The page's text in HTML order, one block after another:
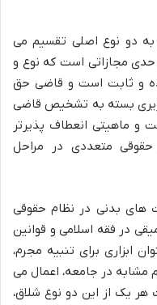
به دو نوع اصلی تقسیم می
مجازاتی است که نوع و
و ثابت است و قاضی حق
بسته به تشخیص قاضی
و ماهیتی انعطاف پذیرتر
حقوقی متعددی در مراحل
های بدنی در نظام حقوقی
در فقه اسلامی و قوانین
ابزاری برای تنبیه مجرم،
مشابه در جامعه، اعمال می
یک از این دو نوع شلاق،